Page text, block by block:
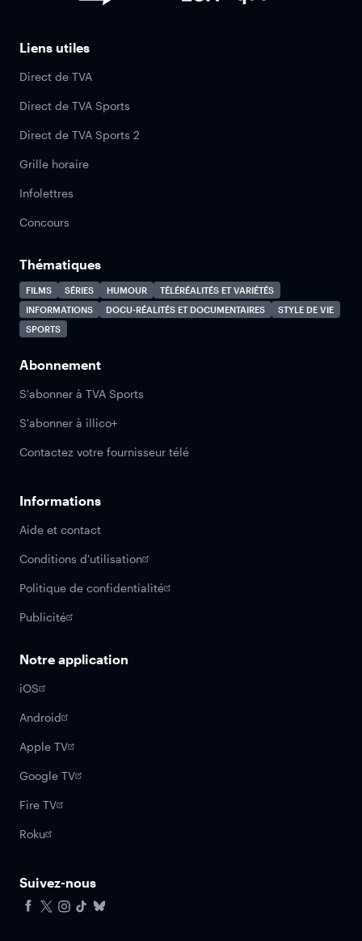
Liens utiles
Direct de TVA
Direct de TVA Sports
Direct de TVA Sports 2
Grille horaire
Infolettres
Concours
Thématiques
FILMS SÉRIES HUMOUR
TÉLÉRÉALITÉS ET VARIÉTÉS
INFORMATIONS
DOCU-RÉALITÉS ET DOCUMENTAIRES
STYLE DE VIE
SPORTS
Abonnement
S'abonner à TVA Sports
S'abonner à illico+
Contactez votre fournisseur télé
Informations
Aide et contact
Conditions d'utilisation
Politique de confidentialité
Publicité
Notre application
iOS
Android
Apple TV
Google TV
Fire TV
Roku
Suivez-nous